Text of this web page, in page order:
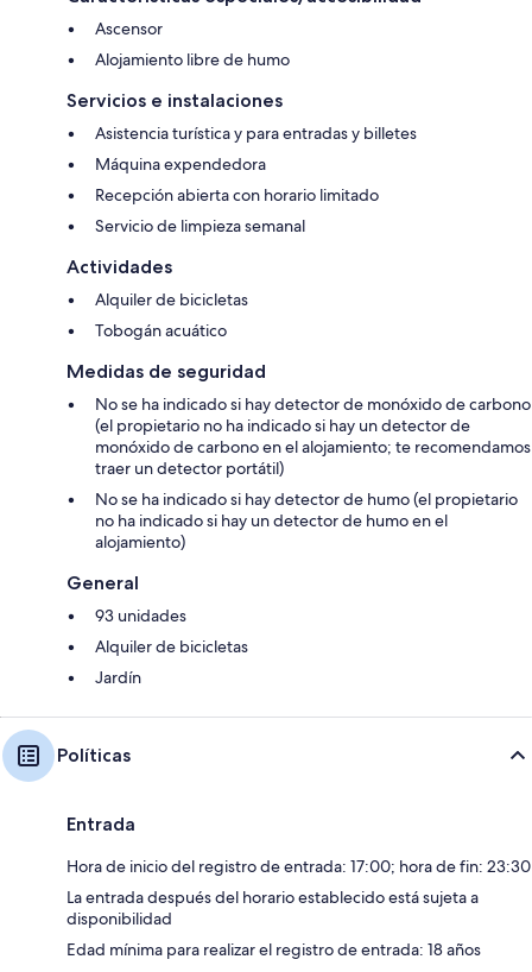
Ascensor
Alojamiento libre de humo
Servicios e instalaciones
Asistencia turística y para entradas y billetes
Máquina expendedora
Recepción abierta con horario limitado
Servicio de limpieza semanal
Actividades
Alquiler de bicicletas
Tobogán acuático
Medidas de seguridad
No se ha indicado si hay detector de monóxido de carbono
(el propietario no ha indicado si hay un detector de
monóxido de carbono en el alojamiento; te recomendamos
traer un detector portátil)
No se ha indicado si hay detector de humo (el propietario
no ha indicado si hay un detector de humo en el
alojamiento)
General
93 unidades
Alquiler de bicicletas
Jardín
Políticas
Entrada
Hora de inicio del registro de entrada: 17:00; hora de fin: 23:30
La entrada después del horario establecido está sujeta a
disponibilidad
Edad mínima para realizar el registro de entrada: 18 años